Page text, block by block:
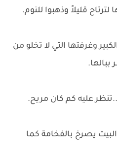
لترتاح قليلاً وذهبوا للنوم.
وغرفتها التي لا تخلو من
عليه كم كان مريح.
يصرخ بالفخامة كما